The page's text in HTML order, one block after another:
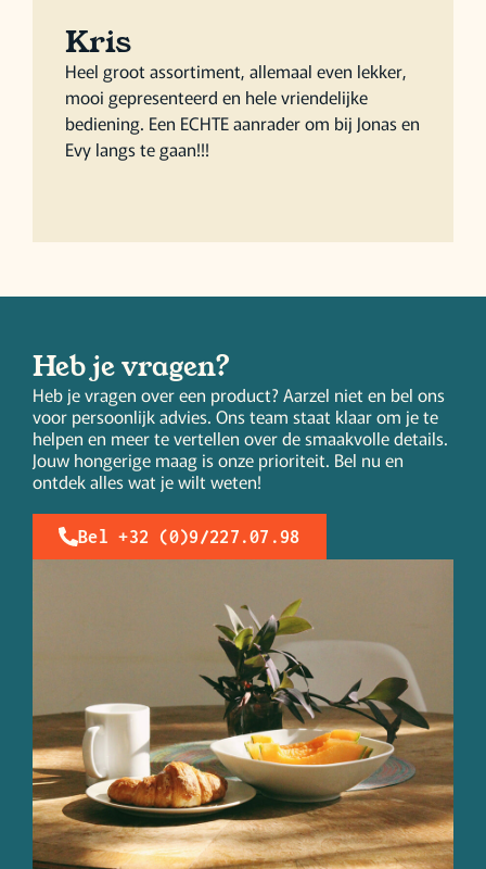
Kris
Heel groot assortiment, allemaal even lekker,
mooi gepresenteerd en hele vriendelijke
bediening. Een ECHTE aanrader om bij Jonas en
Evy langs te gaan!!!
Heb je vragen?
Heb je vragen over een product? Aarzel niet en bel ons
voor persoonlijk advies. Ons team staat klaar om je te
helpen en meer te vertellen over de smaakvolle details.
Jouw hongerige maag is onze prioriteit. Bel nu en
ontdek alles wat je wilt weten!
Bel +32 (0)9/227.07.98